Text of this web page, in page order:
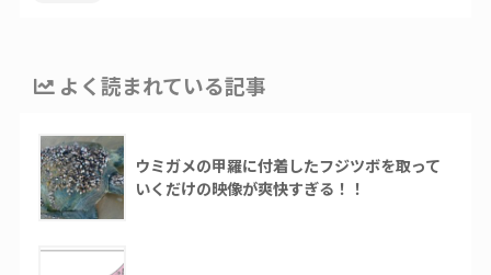
よく読まれている記事
ウミガメの甲羅に付着したフジツボを取って
いくだけの映像が爽快すぎる！！